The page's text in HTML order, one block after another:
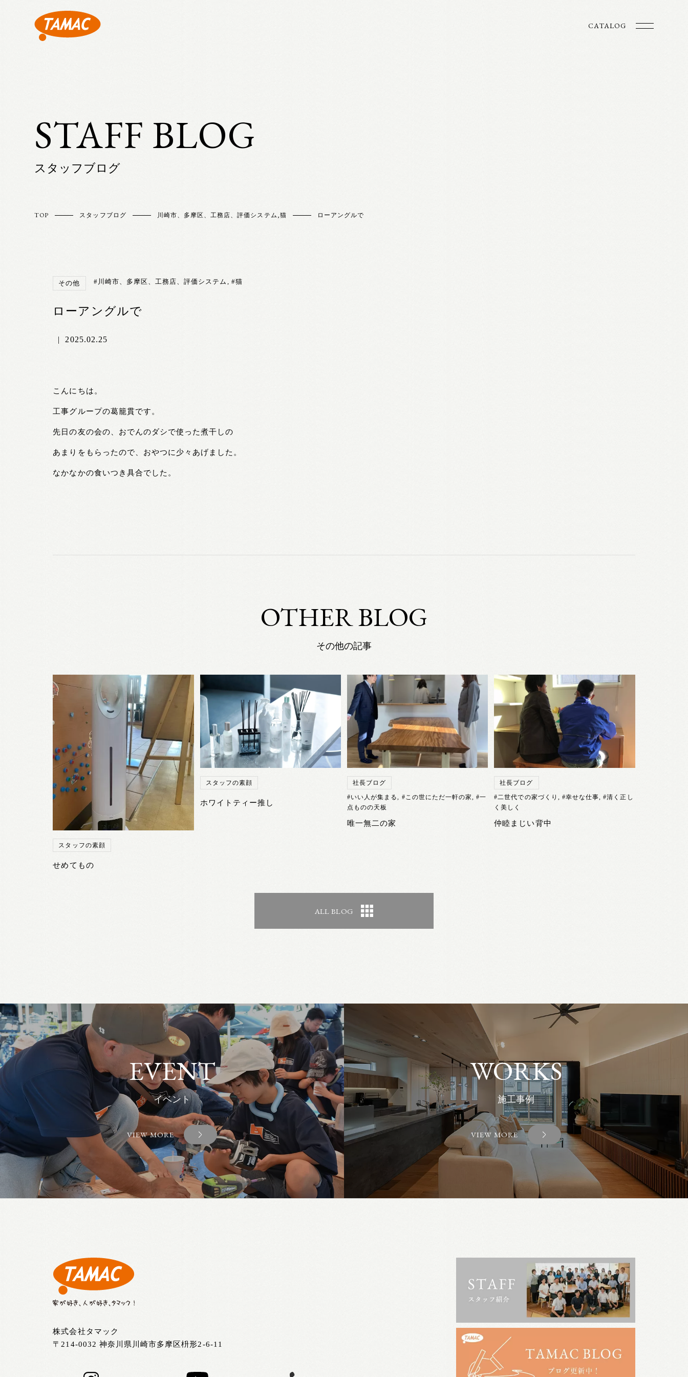
CATALOG
STAFF BLOG
スタッフブログ
TOP スタッフブログ 川崎市、多摩区、工務店、評価システム,猫 ローアングルで
その他 #川崎市、多摩区、工務店、評価システム #猫
ローアングルで
| 2025.02.25
こんにちは。
工事グループの葛籠貫です。
先日の友の会の、おでんのダシで使った煮干しの
あまりをもらったので、おやつに少々あげました。
なかなかの食いつき具合でした。
OTHER BLOG
その他の記事
スタッフの素顔
ホワイトティー推し
スタッフの素顔
せめてもの
社長ブログ
#いい人が集まる, #この世にただ一軒の家,#一
点ものの天板
唯一無二の家
社長ブログ
#二世代での家づくり , #幸せな仕事,#清く正し
く美しく
仲睦まじい背中
ALL BLOG
EVENT
イベント
VIEW MORE
WORKS
施工事例
VIEW MORE
株式会社タマック
〒214-0032 神奈川県川崎市多摩区枡形2-6-11